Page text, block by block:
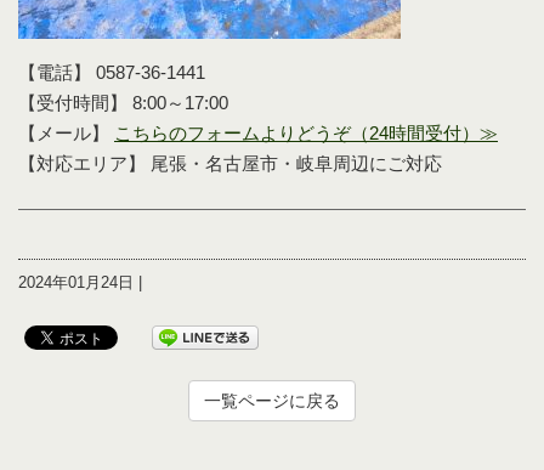
【電話】 0587-36-1441
【受付時間】 8:00～17:00
【メール】
こちらのフォームよりどうぞ（24時間受付）≫
【対応エリア】 尾張・名古屋市・岐阜周辺にご対応
2024年01月24日 |
一覧ページに戻る